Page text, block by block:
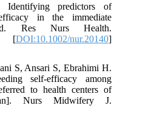
12. Dennis CLE. Identifying
breastfeeding self‐efficacy in the
postpartum period. Res Nurs
2006;29(4):256-68. [DOI:10.1002/
13. Hasanpoor S, Bani S, Ansari S,
Measuring breastfeeding self-
pregnant women referred to health
ahvaz [in Persian]. Nurs